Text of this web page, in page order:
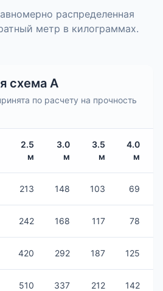
распределенная
метр в килограммах.
схема А
по расчету на прочность
2.5
м
3.0
м
3.5
м
4.0
м
213 148 103 69
242 168 117 78
420 292 187 125
510 337 212 142